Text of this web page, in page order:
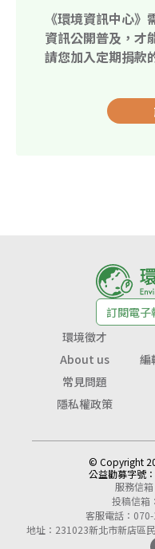
《環境資訊中心
資訊公開普及，才
請您加入定期捐款
訂閱電子
環境徵才
About us
編
常見問題
隱私權政策
© Copyright
公益勸募字號：
服務信箱
投稿信箱：
客服電話：
地址：231023新北市新店區